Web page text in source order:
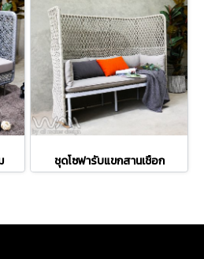
ชุดโซฟารับแขกสานเชือก